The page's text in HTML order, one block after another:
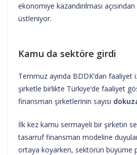
ekonomiye kazandırılması
üstleniyor.
Kamu da sektöre girdi
Temmuz ayında BDDK’dan faaliyet
şirketle birlikte Türkiye’de faaliyet
finansman şirketlerinin sayısı
İlk kez kamu sermayeli bir şirketin
tasarruf finansman modeline
ortaya koyarken, sektörün büyüme